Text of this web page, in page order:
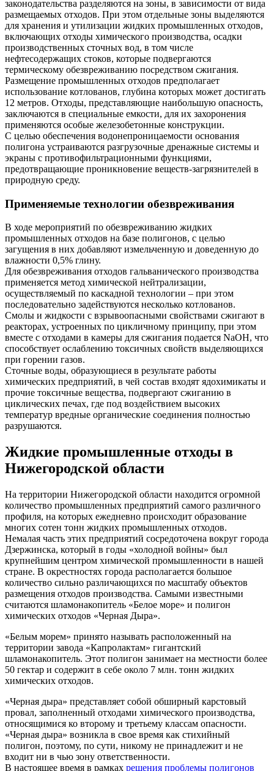
законодательства разделяются на зоны, в зависимости от вида
размещаемых отходов. При этом отдельные зоны выделяются
для хранения и утилизации жидких промышленных отходов,
включающих отходы химического производства, осадки
производственных сточных вод, в том числе
нефтесодержащих стоков, которые подвергаются
термическому обезвреживанию посредством сжигания.
Размещение промышленных отходов предполагает
использование котлованов, глубина которых может достигать
12 метров. Отходы, представляющие наибольшую опасность,
заключаются в специальные емкости, для их захоронения
применяются особые железобетонные конструкции.
С целью обеспечения водонепроницаемости основания
полигона устраиваются разгрузочные дренажные системы и
экраны с противофильтрационными функциями,
предотвращающие проникновение веществ-загрязнителей в
природную среду.
Применяемые технологии обезвреживания
В ходе мероприятий по обезвреживанию жидких
промышленных отходов на базе полигонов, с целью
загущения в них добавляют измельченную и доведенную до
влажности 0,5% глину.
Для обезвреживания отходов гальванического производства
применяется метод химической нейтрализации,
осуществляемый по каскадной технологии – при этом
последовательно задействуются несколько котлованов.
Смолы и жидкости с взрывоопасными свойствами сжигают в
реакторах, устроенных по цикличному принципу, при этом
вместе с отходами в камеры для сжигания подается NaOH, что
способствует ослаблению токсичных свойств выделяющихся
при горении газов.
Сточные воды, образующиеся в результате работы
химических предприятий, в чей состав входят ядохимикаты и
прочие токсичные вещества, подвергают сжиганию в
циклических печах, где под воздействием высоких
температур вредные органические соединения полностью
разрушаются.
Жидкие промышленные отходы в
Нижегородской области
На территории Нижегородской области находится огромной
количество промышленных предприятий самого различного
профиля, на которых ежедневно происходит образование
многих сотен тонн жидких промышленных отходов.
Немалая часть этих предприятий сосредоточена вокруг города
Дзержинска, который в годы «холодной войны» был
крупнейшим центром химической промышленности в нашей
стране. В окрестностях города располагается большое
количество сильно различающихся по масштабу объектов
размещения отходов производства. Самыми известными
считаются шламонакопитель «Белое море» и полигон
химических отходов «Черная Дыра».
«Белым морем» принято называть расположенный на
территории завода «Капролактам» гигантский
шламонакопитель. Этот полигон занимает на местности более
50 гектар и содержит в себе около 7 млн. тонн жидких
химических отходов.
«Черная дыра» представляет собой обширный карстовый
провал, заполненный отходами химического производства,
относящимися ко второму и третьему классам опасности.
«Черная дыра» возникла в свое время как стихийный
полигон, поэтому, по сути, никому не принадлежит и не
входит ни в чью зону ответственности.
В настоящее время в рамках решения проблемы полигонов